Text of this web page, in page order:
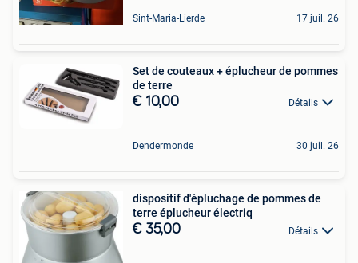
Sint-Maria-Lierde 17 juil. 26
Set de couteaux + éplucheur de pommes
de terre
€ 10,00 Détails
Dendermonde 30 juil. 26
dispositif d'épluchage de pommes de
terre éplucheur électriq
€ 35,00 Détails